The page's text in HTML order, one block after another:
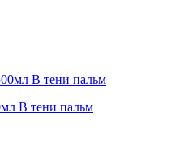
В тени пальм